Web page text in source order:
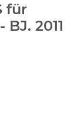
für
BJ. 2011